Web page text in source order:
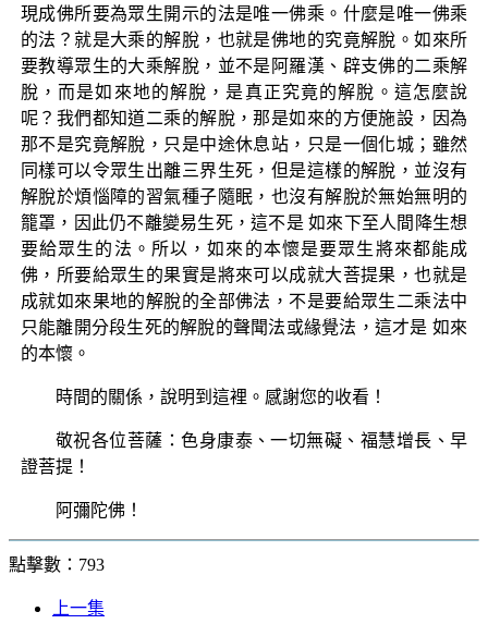
現成佛所要為眾生開示的法是唯一佛乘。什麼是唯一佛乘
的法？就是大乘的解脫，也就是佛地的究竟解脫。如來所
要教導眾生的大乘解脫，並不是阿羅漢、辟支佛的二乘解
脫，而是如來地的解脫，是真正究竟的解脫。這怎麼說
呢？我們都知道二乘的解脫，那是如來的方便施設，因為
那不是究竟解脫，只是中途休息站，只是一個化城；雖然
同樣可以令眾生出離三界生死，但是這樣的解脫，並沒有
解脫於煩惱障的習氣種子隨眠，也沒有解脫於無始無明的
籠罩，因此仍不離變易生死，這不是 如來下至人間降生想
要給眾生的法。所以，如來的本懷是要眾生將來都能成
佛，所要給眾生的果實是將來可以成就大菩提果，也就是
成就如來果地的解脫的全部佛法，不是要給眾生二乘法中
只能離開分段生死的解脫的聲聞法或緣覺法，這才是 如來
的本懷。
時間的關係，說明到這裡。感謝您的收看！
敬祝各位菩薩：色身康泰、一切無礙、福慧增長、早
證菩提！
阿彌陀佛！
點擊數：793
上一集